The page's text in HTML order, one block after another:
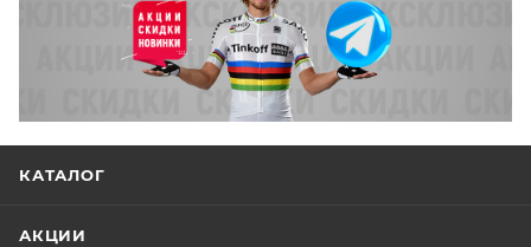
КАТАЛОГ
АКЦИИ